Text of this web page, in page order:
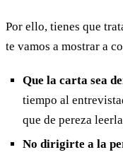
Por ello, tienes que
te vamos a mostrar a
Que la carta sea
tiempo al
que de pereza
No dirigirte a la